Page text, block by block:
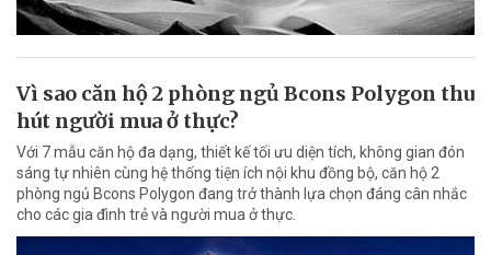
Vì sao căn hộ 2 phòng ngủ Bcons Polygon thu
hút người mua ở thực?
Với 7 mẫu căn hộ đa dạng, thiết kế tối ưu diện tích, không gian đón
sáng tự nhiên cùng hệ thống tiện ích nội khu đồng bộ, căn hộ 2
phòng ngủ Bcons Polygon đang trở thành lựa chọn đáng cân nhắc
cho các gia đình trẻ và người mua ở thực.